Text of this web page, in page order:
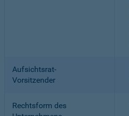
Aufsichtsrat-
Vorsitzender
Rechtsform des